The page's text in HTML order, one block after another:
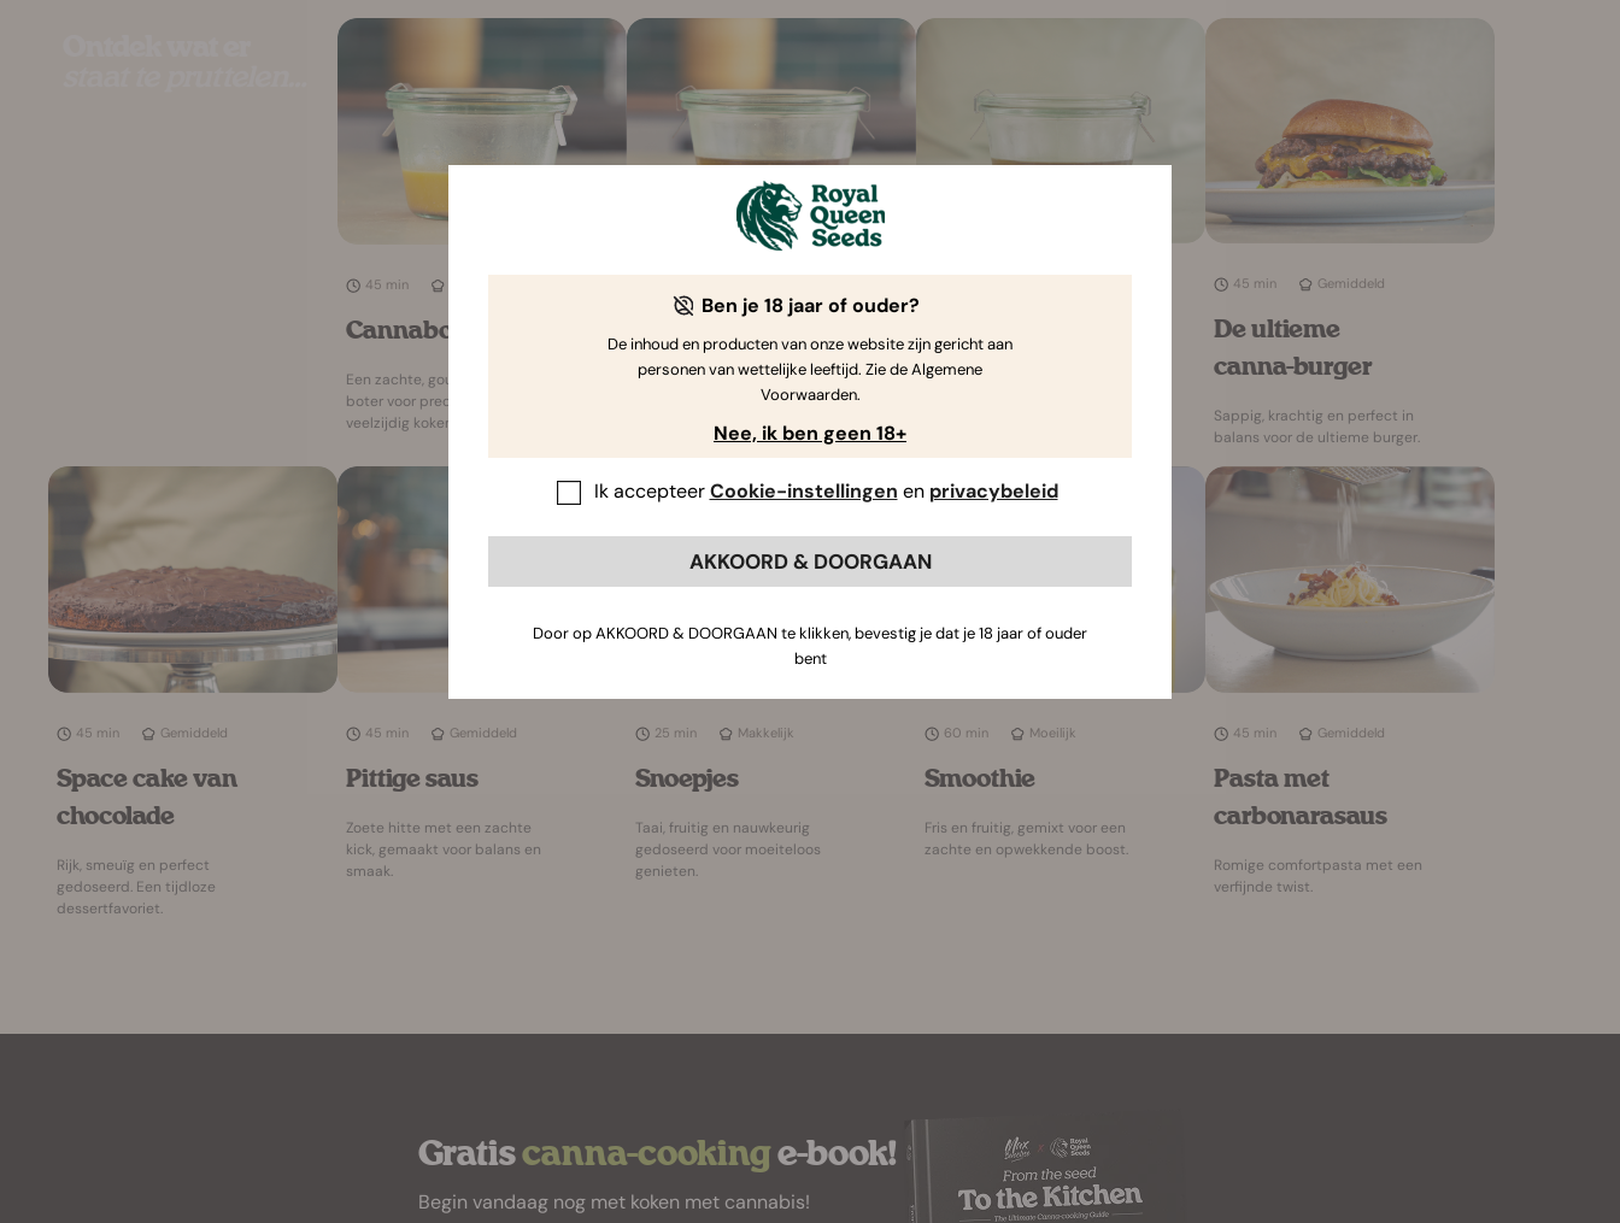
45 min
Cannaboter
Een zachte, goudkleurige
boter voor precies en
veelzijdig koken.
Licht, schoon en snelwerkend.
Een perfecte basis voor
drankjes en maaltijden.
Een klassieke olijfolie die
45 min Gemiddeld
De ultieme
canna-burger
Sappig, krachtig en perfect in
balans voor de ultieme burger.
45 min Gemiddeld
Space cake van
chocolade
Rijk, smeuïg en perfect
gedoseerd. Een tijdloze
dessertfavoriet.
45 min Gemiddeld
Pittige saus
Zoete hitte met een zachte
kick, gemaakt voor balans en
smaak.
25 min Makkelijk
Snoepjes
Taai, fruitig en nauwkeurig
gedoseerd voor moeiteloos
genieten.
60 min Moeilijk
Smoothie
Fris en fruitig, gemixt voor een
zachte en opwekkende boost.
45 min Gemiddeld
Pasta met
carbonarasaus
Romige comfortpasta met een
verfijnde twist.
Gratiscanna-cookinge-book!
Begin vandaag nog met koken met cannabis!
Ben je 18 jaar of ouder?
De inhoud en producten van onze website zijn gericht aan
personen van wettelijke leeftijd. Zie de Algemene
Voorwaarden.
Nee, ik ben geen 18+
Ik accepteerCookie-instellingen en privacybeleid
AKKOORD & DOORGAAN
Door op AKKOORD & DOORGAAN te klikken, bevestig je dat je 18 jaar of ouder
bent